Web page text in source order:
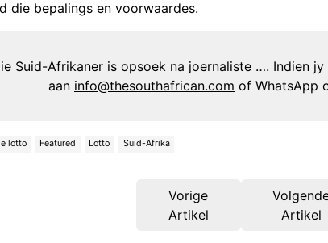
die bepalings en voorwaardes.
Suid-Afrikaner is opsoek na joernaliste …. Indien jy
aan info@thesouthafrican.com of WhatsApp
lotto Featured Lotto Suid-Afrika
Artikel
Vorige
Artikel